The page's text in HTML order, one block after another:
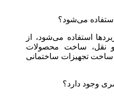
می‌شود؟
استفاده می‌شود، از
نقل، ساخت محصولات
ساخت تجهیزات ساختمانی
وجود دارد؟